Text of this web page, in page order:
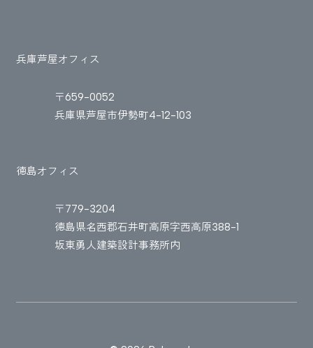
兵庫芦屋オフィス
〒659-0052
兵庫県芦屋市伊勢町4-12-103
徳島オフィス
〒779-3204
徳島県名西郡石井町高原字西高原388-1
坂東勇人建築設計事務所内